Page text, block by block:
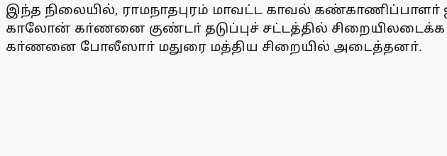
இந்த நிலையில், ராமநாதபுரம் மாவட்ட காவல் கண்காணிப்பாளா்
காலோன் கா்ணனை குண்டா் தடுப்புச் சட்டத்தில் சிறையிலடைக்க
கா்ணனை போலீஸாா் மதுரை மத்திய சிறையில் அடைத்தனா்.